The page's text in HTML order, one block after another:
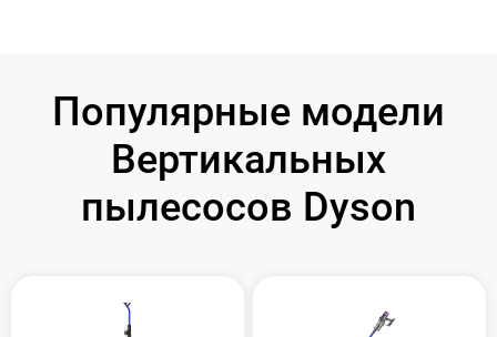
Популярные модели
Вертикальных
пылесосов Dyson